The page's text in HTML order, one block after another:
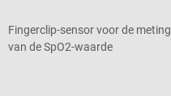
Fingerclip-sensor voor de meting
van de SpO2-waarde